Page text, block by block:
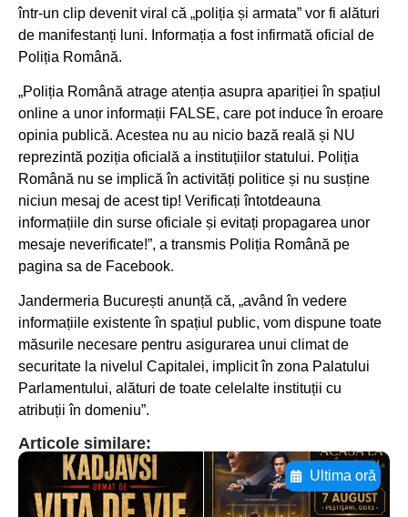
într-un clip devenit viral că „poliția și armata” vor fi alături
de manifestanți luni. Informația a fost infirmată oficial de
Poliția Română.
„Poliția Română atrage atenția asupra apariției în spațiul
online a unor informații FALSE, care pot induce în eroare
opinia publică. Acestea nu au nicio bază reală și NU
reprezintă poziția oficială a instituțiilor statului. Poliția
Română nu se implică în activități politice și nu susține
niciun mesaj de acest tip! Verificați întotdeauna
informațiile din surse oficiale și evitați propagarea unor
mesaje neverificate!”, a transmis Poliția Română pe
pagina sa de Facebook.
Jandermeria București anunță că, „având în vedere
informațiile existente în spațiul public, vom dispune toate
măsurile necesare pentru asigurarea unui climat de
securitate la nivelul Capitalei, implicit în zona Palatului
Parlamentului, alături de toate celelalte instituții cu
atribuții în domeniu”.
Articole similare:
Ultima oră
Adaugă aici textul pentru